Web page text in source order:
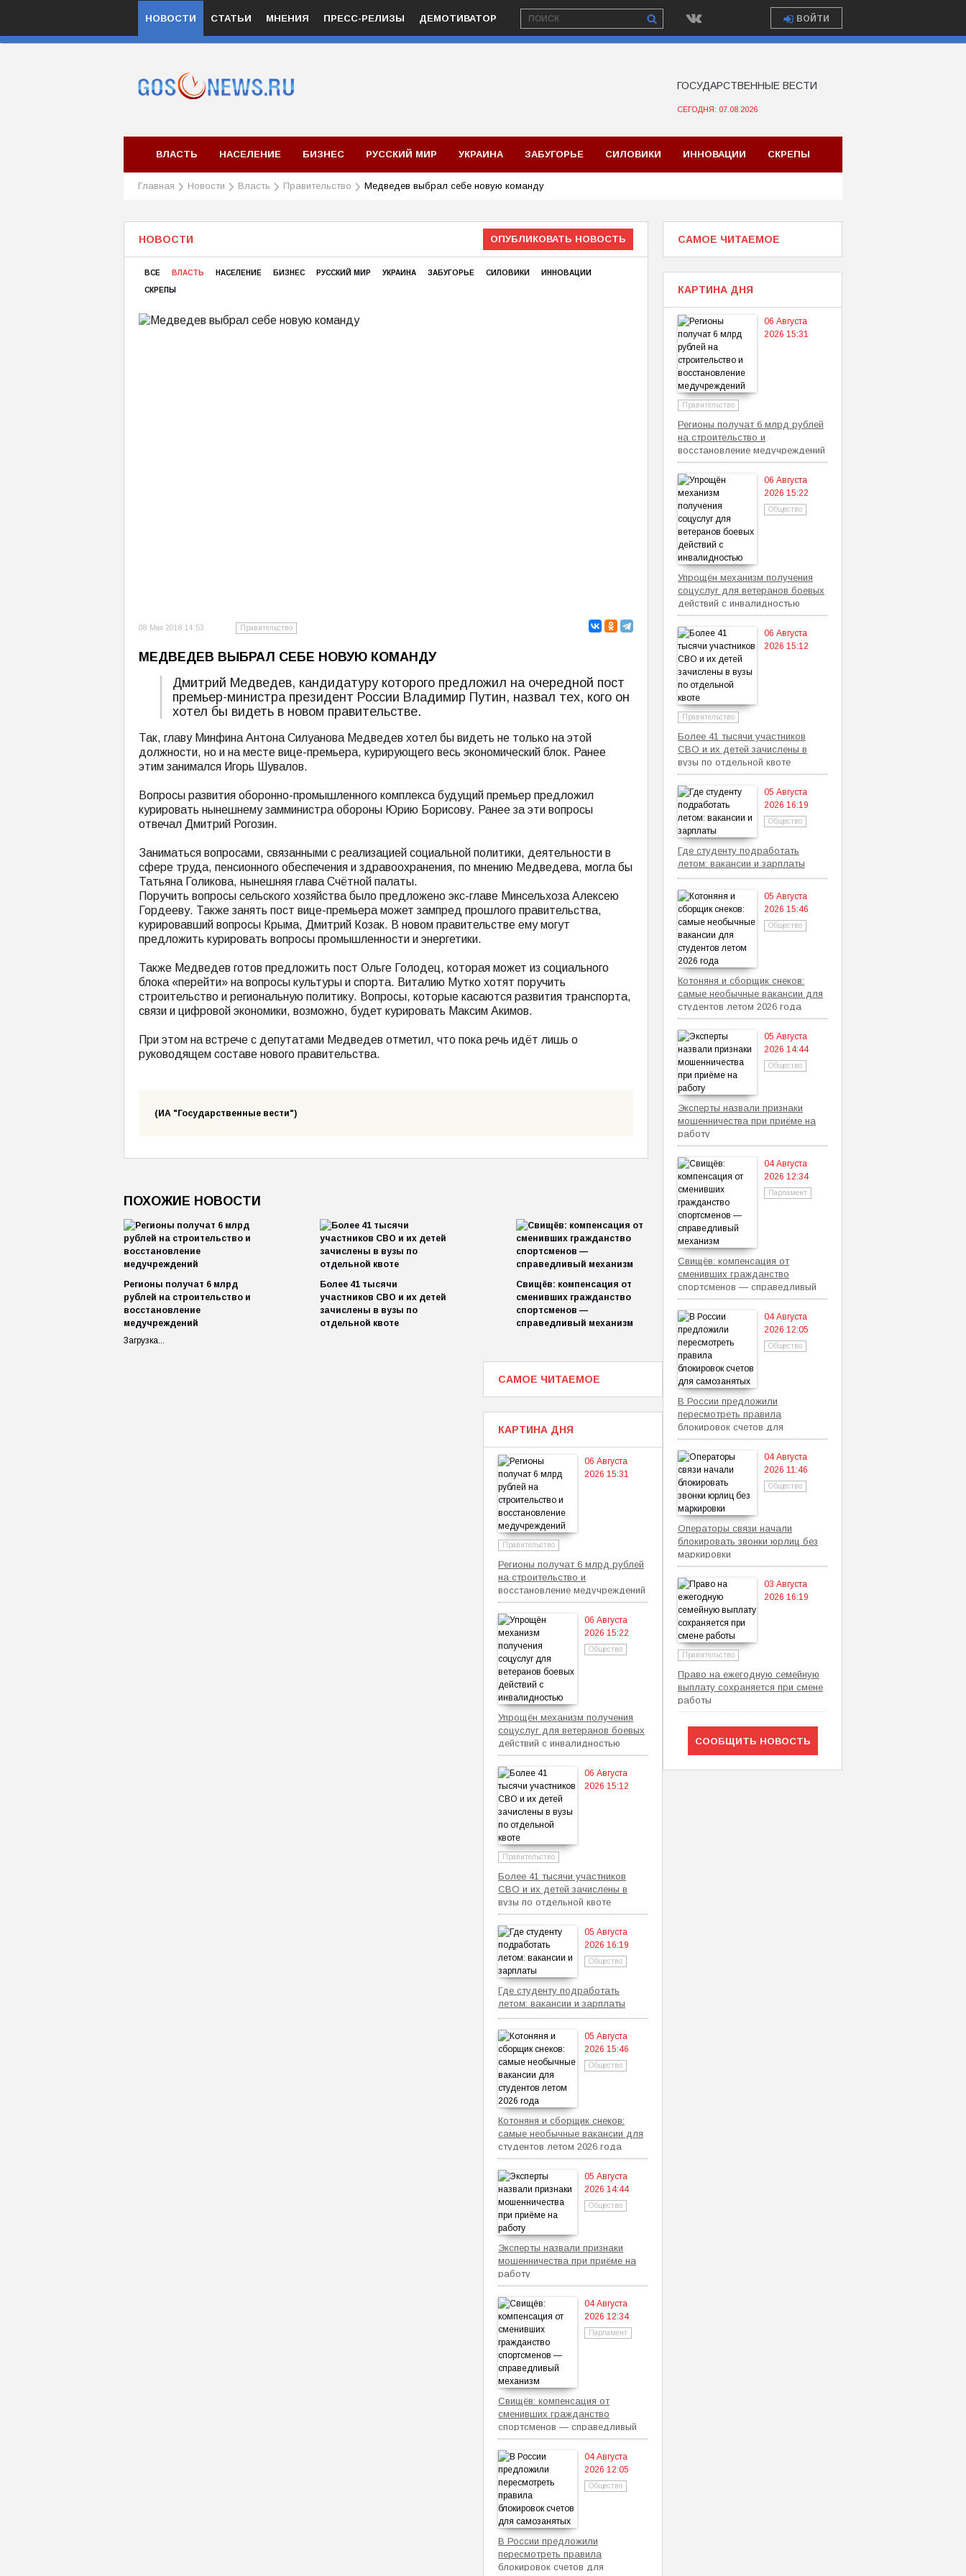
ВОЙТИ
НОВОСТИ СТАТЬИ МНЕНИЯ ПРЕСС-РЕЛИЗЫ ДЕМОТИВАТОР
ГОСУДАРСТВЕННЫЕ ВЕСТИ
СЕГОДНЯ: 07.08.2026
ВЛАСТЬ НАСЕЛЕНИЕ БИЗНЕС РУССКИЙ МИР УКРАИНА ЗАБУГОРЬЕ СИЛОВИКИ ИННОВАЦИИ СКРЕПЫ
Главная Новости Власть Правительство Медведев выбрал себе новую команду
ОПУБЛИКОВАТЬ НОВОСТЬ
НОВОСТИ
ВСЕ ВЛАСТЬ НАСЕЛЕНИЕ БИЗНЕС РУССКИЙ МИР УКРАИНА ЗАБУГОРЬЕ СИЛОВИКИ ИННОВАЦИИ
СКРЕПЫ
08 Мая 2018 14:53 Правительство
МЕДВЕДЕВ ВЫБРАЛ СЕБЕ НОВУЮ КОМАНДУ
Дмитрий Медведев, кандидатуру которого предложил на очередной пост
премьер-министра президент России Владимир Путин, назвал тех, кого он
хотел бы видеть в новом правительстве.
Так, главу Минфина Антона Силуанова Медведев хотел бы видеть не только на этой
должности, но и на месте вице-премьера, курирующего весь экономический блок. Ранее
этим занимался Игорь Шувалов.
Вопросы развития оборонно-промышленного комплекса будущий премьер предложил
курировать нынешнему замминистра обороны Юрию Борисову. Ранее за эти вопросы
отвечал Дмитрий Рогозин.
Заниматься вопросами, связанными с реализацией социальной политики, деятельности в
сфере труда, пенсионного обеспечения и здравоохранения, по мнению Медведева, могла бы
Татьяна Голикова, нынешняя глава Счётной палаты.
Поручить вопросы сельского хозяйства было предложено экс-главе Минсельхоза Алексею
Гордееву. Также занять пост вице-премьера может зампред прошлого правительства,
курировавший вопросы Крыма, Дмитрий Козак. В новом правительстве ему могут
предложить курировать вопросы промышленности и энергетики.
Также Медведев готов предложить пост Ольге Голодец, которая может из социального
блока «перейти» на вопросы культуры и спорта. Виталию Мутко хотят поручить
строительство и региональную политику. Вопросы, которые касаются развития транспорта,
связи и цифровой экономики, возможно, будет курировать Максим Акимов.
При этом на встрече с депутатами Медведев отметил, что пока речь идёт лишь о
руководящем составе нового правительства.
(ИА "Государственные вести")
ПОХОЖИЕ НОВОСТИ
Регионы получат 6 млрд
рублей на строительство и
восстановление
медучреждений
Более 41 тысячи
участников СВО и их детей
зачислены в вузы по
отдельной квоте
Свищёв: компенсация от
сменивших гражданство
спортсменов —
справедливый механизм
Загрузка...
САМОЕ ЧИТАЕМОЕ
КАРТИНА ДНЯ
06 Августа
2026 15:31
Правительство
Регионы получат 6 млрд рублей
на строительство и
восстановление медучреждений
06 Августа
2026 15:22
Общество
Упрощён механизм получения
соцуслуг для ветеранов боевых
действий с инвалидностью
06 Августа
2026 15:12
Правительство
Более 41 тысячи участников
СВО и их детей зачислены в
вузы по отдельной квоте
05 Августа
2026 16:19
Общество
Где студенту подработать
летом: вакансии и зарплаты
05 Августа
2026 15:46
Общество
Котоняня и сборщик снеков:
самые необычные вакансии для
студентов летом 2026 года
05 Августа
2026 14:44
Общество
Эксперты назвали признаки
мошенничества при приёме на
работу
04 Августа
2026 12:34
Парламент
Свищёв: компенсация от
сменивших гражданство
спортсменов — справедливый
механизм
04 Августа
2026 12:05
Общество
В России предложили
пересмотреть правила
блокировок счетов для
самозанятых
04 Августа
2026 11:46
Общество
Операторы связи начали
блокировать звонки юрлиц без
маркировки
03 Августа
2026 16:19
Правительство
Право на ежегодную семейную
выплату сохраняется при смене
работы
СООБЩИТЬ НОВОСТЬ
САМОЕ ЧИТАЕМОЕ
КАРТИНА ДНЯ
06 Августа
2026 15:31
Правительство
Регионы получат 6 млрд рублей
на строительство и
восстановление медучреждений
06 Августа
2026 15:22
Общество
Упрощён механизм получения
соцуслуг для ветеранов боевых
действий с инвалидностью
06 Августа
2026 15:12
Правительство
Более 41 тысячи участников
СВО и их детей зачислены в
вузы по отдельной квоте
05 Августа
2026 16:19
Общество
Где студенту подработать
летом: вакансии и зарплаты
05 Августа
2026 15:46
Общество
Котоняня и сборщик снеков:
самые необычные вакансии для
студентов летом 2026 года
05 Августа
2026 14:44
Общество
Эксперты назвали признаки
мошенничества при приёме на
работу
04 Августа
2026 12:34
Парламент
Свищёв: компенсация от
сменивших гражданство
спортсменов — справедливый
механизм
04 Августа
2026 12:05
Общество
В России предложили
пересмотреть правила
блокировок счетов для